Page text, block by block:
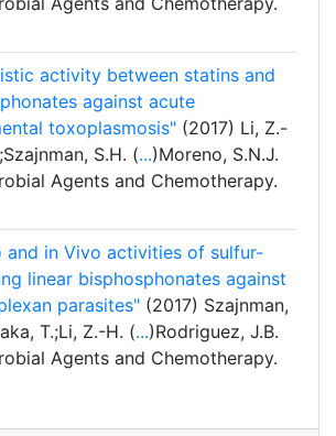
activity between statins and
against acute
toxoplasmosis" (2017) Li, Z.-
S.H. (...)Moreno, S.N.J.
Agents and Chemotherapy.
and in Vivo activities of sulfur-
linear bisphosphonates against
parasites" (2017) Szajnman,
T.;Li, Z.-H. (...)Rodriguez, J.B.
Agents and Chemotherapy.